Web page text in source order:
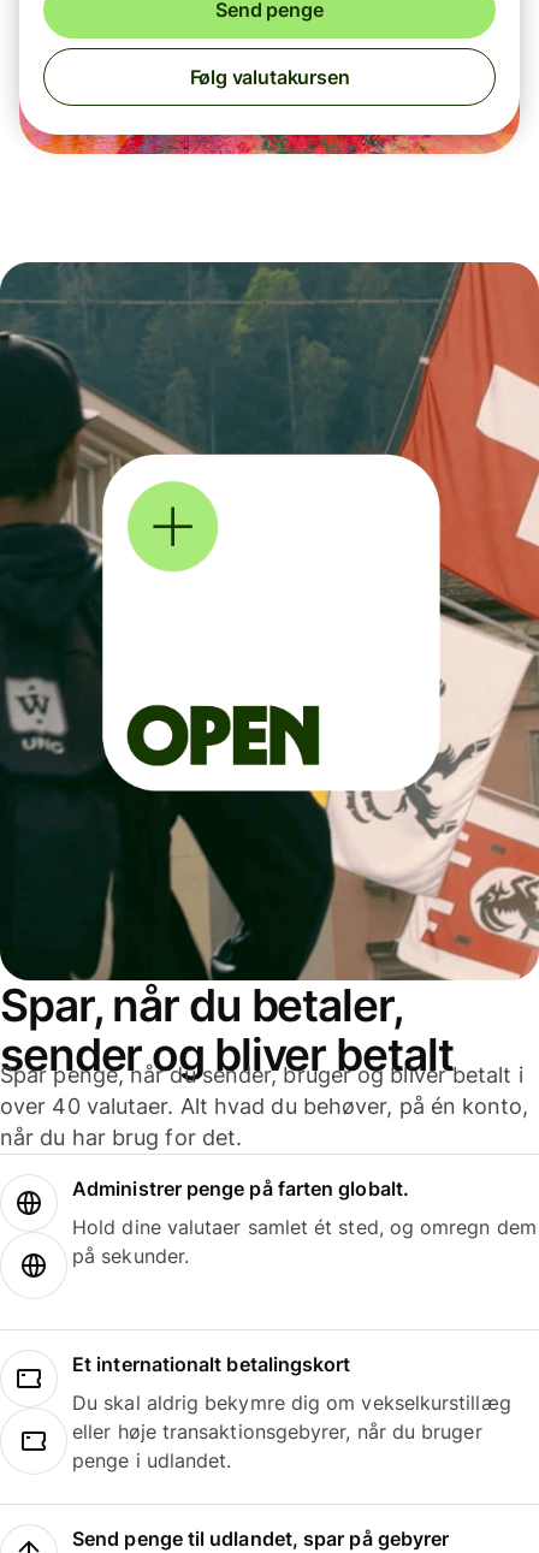
Send penge
Følg valutakursen
Spar, når du betaler,
sender og bliver betalt
Spar penge, når du sender, bruger og bliver betalt i
over 40 valutaer. Alt hvad du behøver, på én konto,
når du har brug for det.
Administrer penge på farten globalt.
Hold dine valutaer samlet ét sted, og omregn dem
på sekunder.
Et internationalt betalingskort
Du skal aldrig bekymre dig om vekselkurstillæg
eller høje transaktionsgebyrer, når du bruger
penge i udlandet.
Send penge til udlandet, spar på gebyrer